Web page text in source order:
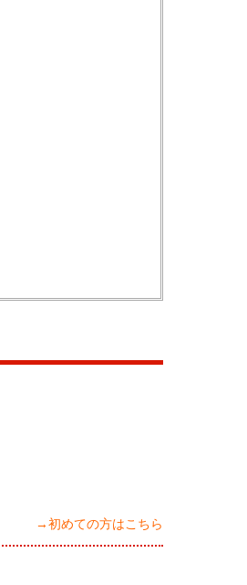
→初めての方はこちら